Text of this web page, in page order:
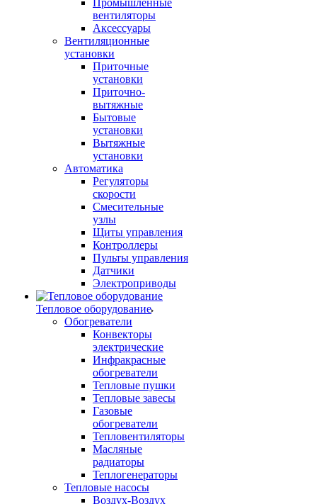
Промышленные
вентиляторы
Аксессуары
Вентиляционные
установки
Приточные
установки
Приточно-
вытяжные
Бытовые
установки
Вытяжные
установки
Автоматика
Регуляторы
скорости
Смесительные
узлы
Щиты управления
Контроллеры
Пульты управления
Датчики
Электроприводы
Тепловое оборудование
Обогреватели
Конвекторы
электрические
Инфракрасные
обогреватели
Тепловые пушки
Тепловые завесы
Газовые
обогреватели
Тепловентиляторы
Масляные
радиаторы
Теплогенераторы
Тепловые насосы
Воздух-Воздух